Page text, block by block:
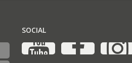
SOCIAL
YouTube